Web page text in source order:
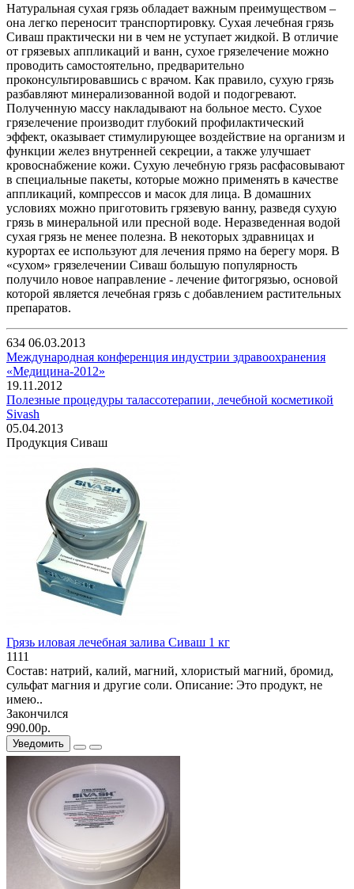
Натуральная сухая грязь обладает важным преимуществом –
она легко переносит транспортировку. Сухая лечебная грязь
Сиваш практически ни в чем не уступает жидкой. В отличие
от грязевых аппликаций и ванн, сухое грязелечение можно
проводить самостоятельно, предварительно
проконсультировавшись с врачом. Как правило, сухую грязь
разбавляют минерализованной водой и подогревают.
Полученную массу накладывают на больное место. Сухое
грязелечение производит глубокий профилактический
эффект, оказывает стимулирующее воздействие на организм и
функции желез внутренней секреции, а также улучшает
кровоснабжение кожи. Сухую лечебную грязь расфасовывают
в специальные пакеты, которые можно применять в качестве
аппликаций, компрессов и масок для лица. В домашних
условиях можно приготовить грязевую ванну, разведя сухую
грязь в минеральной или пресной воде. Неразведенная водой
сухая грязь не менее полезна. В некоторых здравницах и
курортах ее используют для лечения прямо на берегу моря. В
«сухом» грязелечении Сиваш большую популярность
получило новое направление - лечение фитогрязью, основой
которой является лечебная грязь с добавлением растительных
препаратов.
634 06.03.2013
Международная конференция индустрии здравоохранения
«Медицина-2012»
19.11.2012
Полезные процедуры талассотерапии, лечебной косметикой
Sivash
05.04.2013
Продукция Сиваш
Грязь иловая лечебная залива Сиваш 1 кг
1111
Состав: натрий, калий, магний, хлористый магний, бромид,
сульфат магния и другие соли. Описание: Это продукт, не
имею..
Закончился
990.00р.
Уведомить